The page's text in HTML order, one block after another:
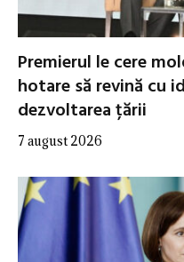
Premierul le cere
hotare să revină cu
dezvoltarea țării
7 august 2026